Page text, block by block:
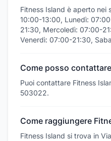
Fitness Island è aperto nei
10:00-13:00, Lunedì:
21:30, Mercoledì: 07:00-
Venerdì: 07:00-21:30,
Come posso
Puoi contattare Fitness
503022.
Come raggiungere
Fitness Island si trova in